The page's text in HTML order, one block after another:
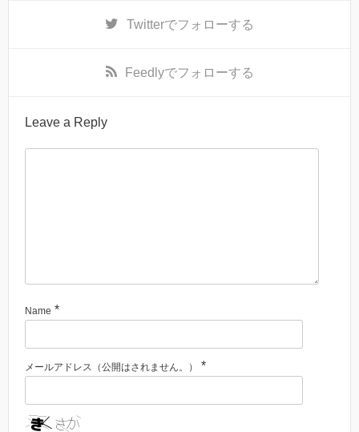
Twitterでフォローする
Feedlyでフォローする
Leave a Reply
Name *
メールアドレス（公開はされません。） *